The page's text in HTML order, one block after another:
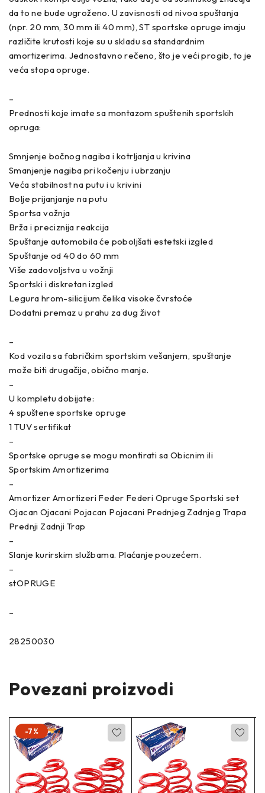
da to ne bude ugroženo. U zavisnosti od nivoa spuštanja
(npr. 20 mm, 30 mm ili 40 mm), ST sportske opruge imaju
različite krutosti koje su u skladu sa standardnim
amortizerima. Jednostavno rečeno, što je veći progib, to je
veća stopa opruge.
–
Prednosti koje imate sa montazom spuštenih sportskih
opruga:
Smnjenje bočnog nagiba i kotrljanja u krivina
Smanjenje nagiba pri kočenju i ubrzanju
Veća stabilnost na putu i u krivini
Bolje prijanjanje na putu
Sportsa vožnja
Brža i preciznija reakcija
Spuštanje automobila će poboljšati estetski izgled
Spuštanje od 40 do 60 mm
Više zadovoljstva u vožnji
Sportski i diskretan izgled
Legura hrom-silicijum čelika visoke čvrstoće
Dodatni premaz u prahu za dug život
–
Kod vozila sa fabričkim sportskim vešanjem, spuštanje
može biti drugačije, obično manje.
–
U kompletu dobijate:
4 spuštene sportske opruge
1 TUV sertifikat
–
Sportske opruge se mogu montirati sa Obicnim ili
Sportskim Amortizerima
–
Amortizer Amortizeri Feder Federi Opruge Sportski set
Ojacan Ojacani Pojacan Pojacani Prednjeg Zadnjeg Trapa
Prednji Zadnji Trap
–
Slanje kurirskim službama. Plaćanje pouzećem.
–
stOPRUGE
–
28250030
Povezani proizvodi
-7%